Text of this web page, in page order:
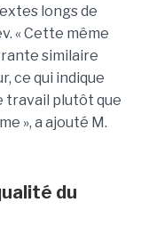
longs de
« Cette même
similaire
ce qui indique
travail plutôt que
», a ajouté M.
du